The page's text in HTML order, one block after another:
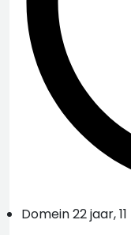
Domein 22 jaar,